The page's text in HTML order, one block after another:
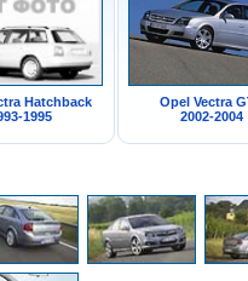
Hatchback
1995
Opel Vectra
2002-2004